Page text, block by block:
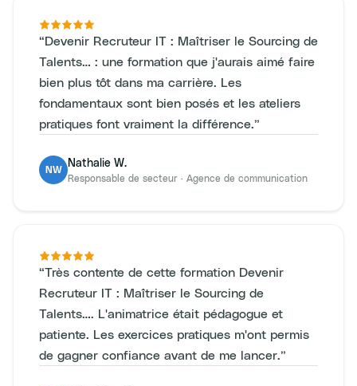
“Devenir Recruteur IT : Maîtriser le Sourcing de
Talents… : une formation que j'aurais aimé faire
bien plus tôt dans ma carrière. Les
fondamentaux sont bien posés et les ateliers
pratiques font vraiment la différence.”
NW
Nathalie W.
Responsable de secteur · Agence de communication
“Très contente de cette formation Devenir
Recruteur IT : Maîtriser le Sourcing de
Talents…. L'animatrice était pédagogue et
patiente. Les exercices pratiques m'ont permis
de gagner confiance avant de me lancer.”